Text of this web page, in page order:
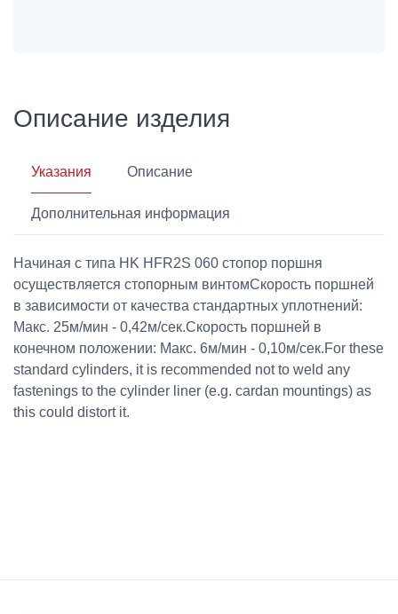
Описание изделия
Указания Описание
Дополнительная информация
Начиная с типа HK HFR2S 060 стопор поршня
осуществляется стопорным винтомСкорость поршней
в зависимости от качества стандартных уплотнений:
Макс. 25м/мин - 0,42м/сек.Скорость поршней в
конечном положении: Макс. 6м/мин - 0,10м/сек.For these
standard cylinders, it is recommended not to weld any
fastenings to the cylinder liner (e.g. cardan mountings) as
this could distort it.